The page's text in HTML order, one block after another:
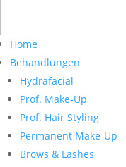
Home
Behandlungen
Hydrafacial
Prof. Make-Up
Prof. Hair Styling
Permanent Make-Up
Brows & Lashes